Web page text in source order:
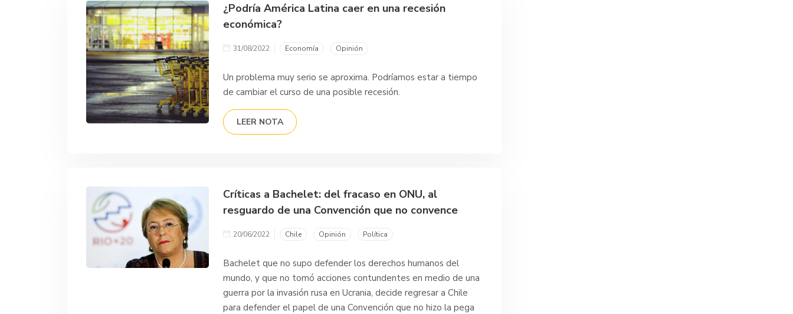
¿Podría América Latina caer en una recesión
económica?
31/08/2022 Economía Opinión
Un problema muy serio se aproxima. Podríamos estar a tiempo
de cambiar el curso de una posible recesión.
LEER NOTA
Críticas a Bachelet: del fracaso en ONU, al
resguardo de una Convención que no convence
20/06/2022 Chile Opinión Política
Bachelet que no supo defender los derechos humanos del
mundo, y que no tomó acciones contundentes en medio de una
guerra por la invasión rusa en Ucrania, decide regresar a Chile
para defender el papel de una Convención que no hizo la pega